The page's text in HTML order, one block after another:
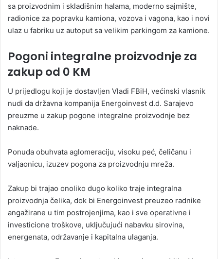
sa proizvodnim i skladišnim halama, moderno sajmište,
radionice za popravku kamiona, vozova i vagona, kao i novi
ulaz u fabriku uz autoput sa velikim parkingom za kamione.
Pogoni integralne proizvodnje za
zakup od 0 KM
U prijedlogu koji je dostavljen Vladi FBiH, većinski vlasnik
nudi da državna kompanija Energoinvest d.d. Sarajevo
preuzme u zakup pogone integralne proizvodnje bez
naknade.
Ponuda obuhvata aglomeraciju, visoku peć, čeličanu i
valjaonicu, izuzev pogona za proizvodnju mreža.
Zakup bi trajao onoliko dugo koliko traje integralna
proizvodnja čelika, dok bi Energoinvest preuzeo radnike
angažirane u tim postrojenjima, kao i sve operativne i
investicione troškove, uključujući nabavku sirovina,
energenata, održavanje i kapitalna ulaganja.